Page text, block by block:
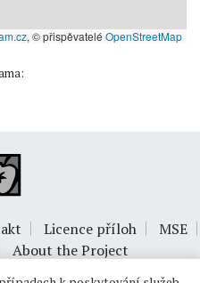
, © přispěvatelé OpenStreetMap
Licence příloh
MSE
About the Project